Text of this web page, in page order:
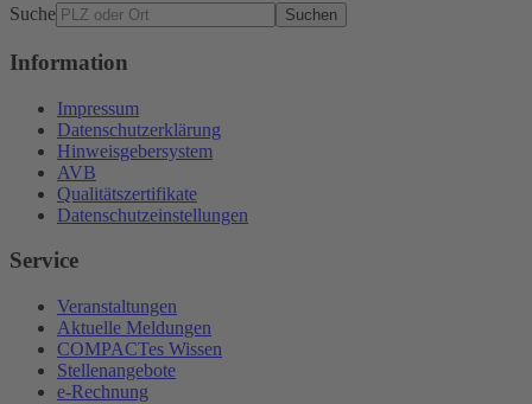
Suche Suchen
Information
Impressum
Datenschutzerklärung
Hinweisgebersystem
AVB
Qualitätszertifikate
Datenschutzeinstellungen
Service
Veranstaltungen
Aktuelle Meldungen
COMPACTes Wissen
Stellenangebote
e-Rechnung